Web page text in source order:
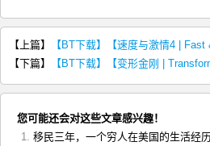
【上篇】
【BT下载】【速度与激情4 |
【下篇】
【BT下载】【变形金刚 |
您可能还会对这些文章感兴趣！
移民三年，一个穷人在美国的生活经